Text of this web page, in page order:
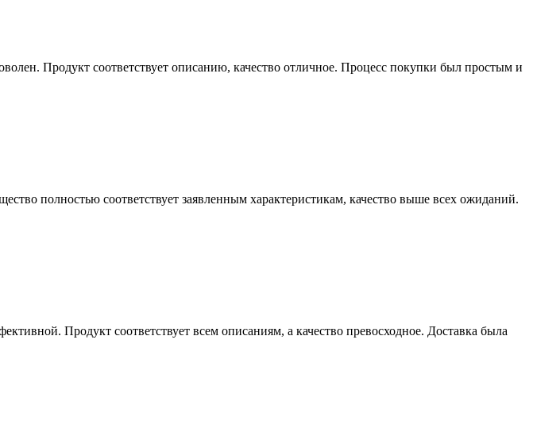
Продукт соответствует описанию, качество отличное. Процесс покупки был простым и
полностью соответствует заявленным характеристикам, качество выше всех ожиданий.
Продукт соответствует всем описаниям, а качество превосходное. Доставка была